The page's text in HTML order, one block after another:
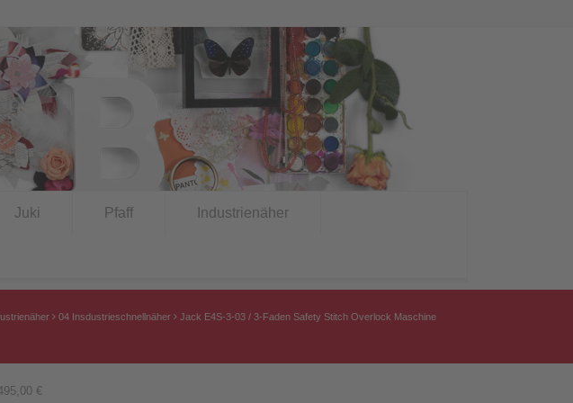
Juki Pfaff Industrienäher
04 Insdustrieschnellnäher Jack E4S-3-03 / 3-Faden Safety Stitch Overlock Maschine
€